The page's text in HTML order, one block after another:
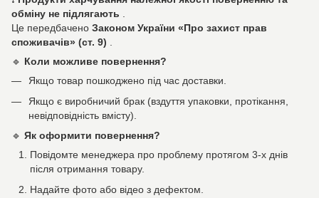
обміну не підлягають .
Це передбачено Законом України «Про захист прав
споживачів» (ст. 9) .
🔹 Коли можливе повернення?
Якщо товар пошкоджено під час доставки.
Якщо є виробничий брак (вздуття упаковки, протікання,
невідповідність вмісту).
🔹 Як оформити повернення?
Повідомте менеджера про проблему протягом 3-х днів
після отримання товару.
Надайте фото або відео з дефектом.